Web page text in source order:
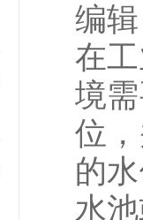
编辑
在
境
位
的
水